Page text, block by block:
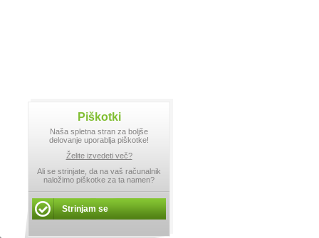
Piškotki
Naša spletna stran za boljše
delovanje uporablja piškotke!
Želite izvedeti več?
Ali se strinjate, da na vaš računalnik
naložimo piškotke za ta namen?
Strinjam se